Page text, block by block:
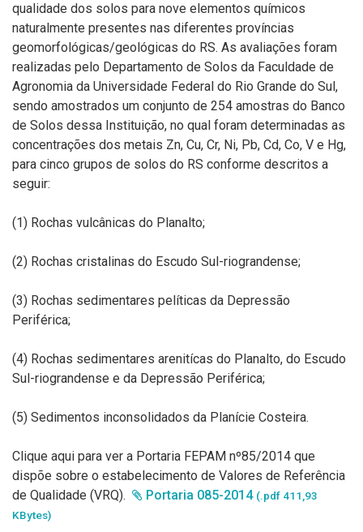
qualidade dos solos para nove elementos químicos
naturalmente presentes nas diferentes províncias
geomorfológicas/geológicas do RS. As avaliações foram
realizadas pelo Departamento de Solos da Faculdade de
Agronomia da Universidade Federal do Rio Grande do Sul,
sendo amostrados um conjunto de 254 amostras do Banco
de Solos dessa Instituição, no qual foram determinadas as
concentrações dos metais Zn, Cu, Cr, Ni, Pb, Cd, Co, V e Hg,
para cinco grupos de solos do RS conforme descritos a
seguir:
(1) Rochas vulcânicas do Planalto;
(2) Rochas cristalinas do Escudo Sul-riograndense;
(3) Rochas sedimentares pelíticas da Depressão
Periférica;
(4) Rochas sedimentares arenitícas do Planalto, do Escudo
Sul-riograndense e da Depressão Periférica;
(5) Sedimentos inconsolidados da Planície Costeira.
Clique aqui para ver a Portaria FEPAM nº85/2014 que
dispõe sobre o estabelecimento de Valores de Referência
de Qualidade (VRQ).
Portaria 085-2014 (.pdf 411,93
KBytes)